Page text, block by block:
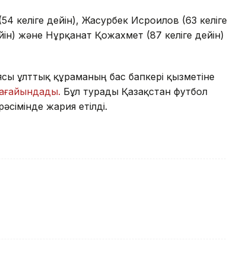
келіге дейін), Жасурбек Исроилов (63 келіге
және Нұрқанат Қожахмет (87 келіге дейін)
ұлттық құраманың бас бапкері қызметіне
Бұл турады Қазақстан футбол
жария етілді.